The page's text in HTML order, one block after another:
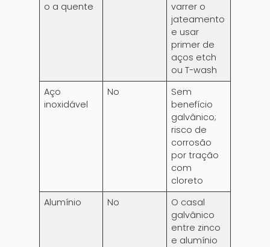
o a quente
varrer o
jateamento
e usar
primer de
aços etch
ou T-wash
Aço
inoxidável
No
Sem
benefício
galvânico;
risco de
corrosão
por tração
com
cloreto
Alumínio
No
O casal
galvânico
entre zinco
e alumínio